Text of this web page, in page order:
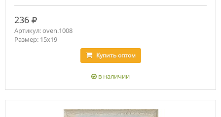
236 руб.
Артикул: oven.1008
Размер: 15х19
Купитьоптом
в наличии